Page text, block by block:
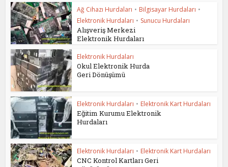
Ağ Cihazı Hurdaları • Bilgisayar Hurdaları •
Elektronik Hurdaları • Sunucu Hurdaları
Alışveriş Merkezi
Elektronik Hurdaları
Elektronik Hurdaları
Okul Elektronik Hurda
Geri Dönüşümü
Elektronik Hurdaları • Elektronik Kart Hurdaları
Eğitim Kurumu Elektronik
Hurdaları
Elektronik Hurdaları • Elektronik Kart Hurdaları
CNC Kontrol Kartları Geri